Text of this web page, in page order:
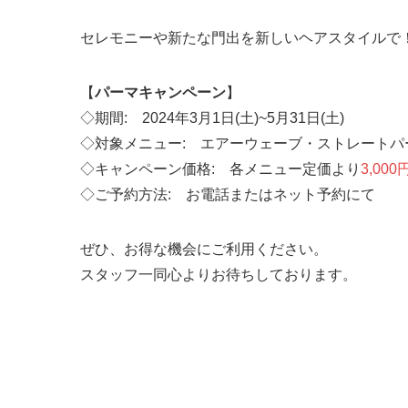
セレモニーや新たな門出を新しいヘアスタイルで！
【パーマキャンペーン】
◇期間: 2024年3月1日(土)~5月31日(土)
◇対象メニュー: エアーウェーブ・ストレートパ
◇キャンペーン価格: 各メニュー定価より 3,000
◇ご予約方法: お電話またはネット予約にて
ぜひ、お得な機会にご利用ください。
スタッフ一同心よりお待ちしております。